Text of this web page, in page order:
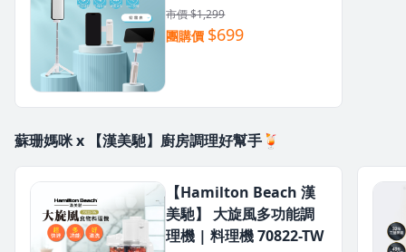
市價 $1,299
團購價 $699
蘇珊媽咪 x 【漢美馳】廚房調理好幫手🍹
【Hamilton Beach 漢
美馳】 大旋風多功能調
理機 | 料理機 70822-TW